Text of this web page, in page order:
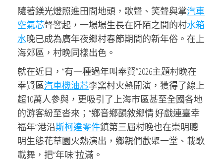
隨著鎂光燈照進田間地頭，歌聲、笑聲與掌汽車
空氣芯聲響起，一場場生長在阡陌之間的村水箱
水晚已成為廣年夜鄉村春節期間的新年俗。在上
海郊區，村晚同樣出色。
就在近日，“有一種過年叫奉賢”2026主題村晚在
奉賢區汽車機油芯李窯村火熱開演，獲得了線上
超10萬人參與，更吸引了上海市區甚至全國各地
的游客紛至沓來；“鄉音鄉韻敘鄉情 好戲連臺幸
福年”港沿斯柯達零件鎮第三屆村晚也在崇明聰
明生態花草園火熱演出，鄉親們歡聚一堂、載歌
載舞，把“年味”拉滿。